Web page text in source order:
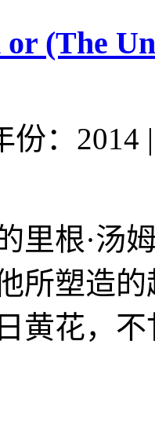
(The
份：2014 |
里根·汤
所塑造
黄花，